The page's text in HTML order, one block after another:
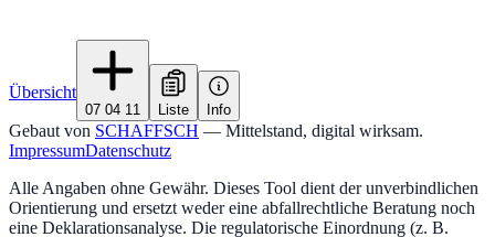
Übersicht
07 04 11 Liste Info
Gebaut von SCHAFFSCH — Mittelstand, digital wirksam.
ImpressumDatenschutz
Alle Angaben ohne Gewähr. Dieses Tool dient der unverbindlichen
Orientierung und ersetzt weder eine abfallrechtliche Beratung noch
eine Deklarationsanalyse. Die regulatorische Einordnung (z. B.